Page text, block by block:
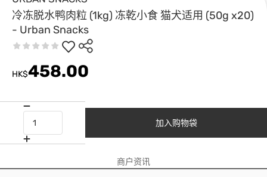
冷冻脱水鸭肉粒 (1kg) 冻乾小食 猫犬适用 (50g x20)
- Urban Snacks
HK$458.00
加入购物袋
商户资讯